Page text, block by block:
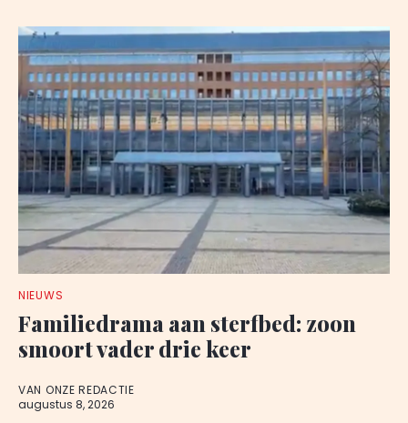
NIEUWS
Familiedrama aan sterfbed: zoon
smoort vader drie keer
VAN ONZE REDACTIE
augustus 8, 2026